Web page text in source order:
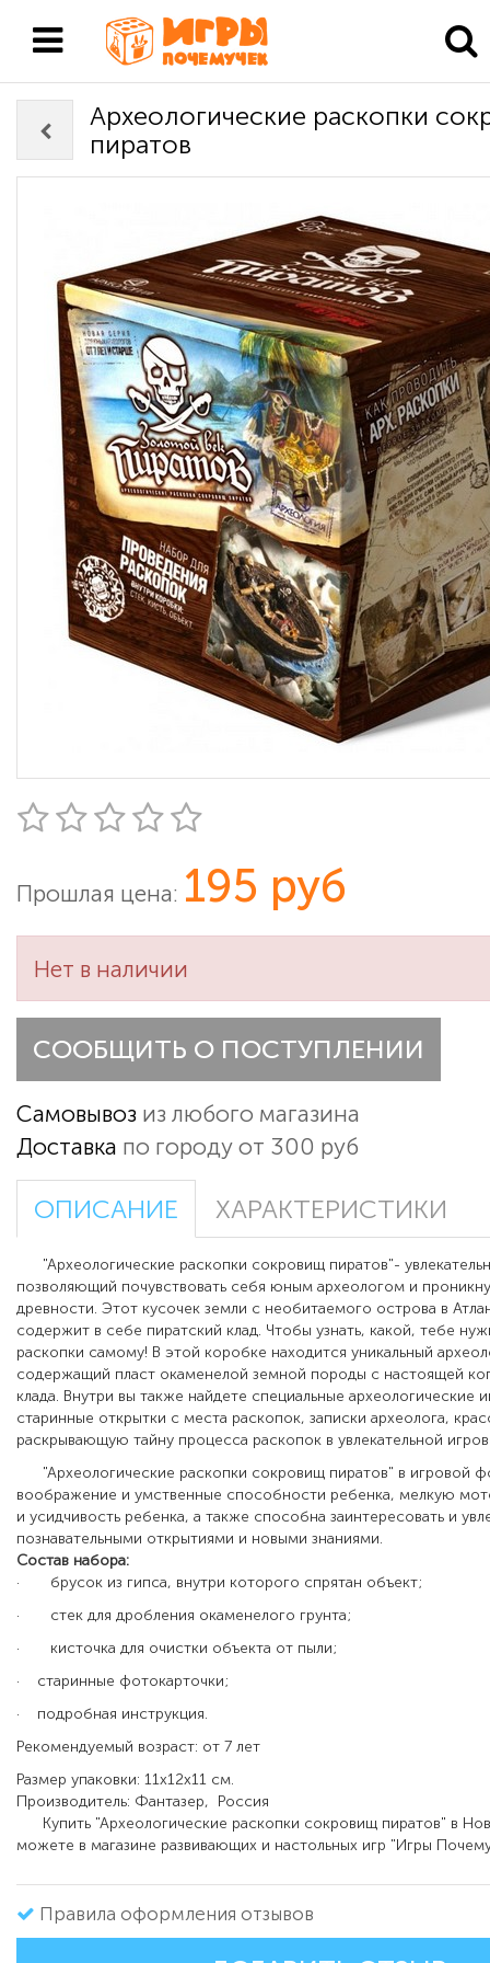
Археологические раскопки
пиратов
Прошлая цена: 195 руб
Нет в наличии
СООБЩИТЬ О ПОСТУПЛЕНИИ
Самовывоз из любого магазина
Доставка по городу от 300 руб
ОПИСАНИЕ ХАРАКТЕРИСТИКИ
"Археологические раскопки сокровищ пиратов"-
позволяющий почувствовать себя юным археологом и
древности. Этот кусочек земли с необитаемого острова в
содержит в себе пиратский клад. Чтобы узнать, какой, тебе
раскопки самому! В этой коробке находится уникальный
содержащий пласт окаменелой земной породы с настоящей
клада. Внутри вы также найдете специальные археологические
старинные открытки с места раскопок, записки археолога,
раскрывающую тайну процесса раскопок в увлекательной
"Археологические раскопки сокровищ пиратов" в игровой
воображение и умственные способности ребенка, мелкую
и усидчивость ребенка, а также способна заинтересовать и
познавательными открытиями и новыми знаниями.
Состав набора:
·
брусок из гипса, внутри которого спрятан объект;
·
стек для дробления окаменелого грунта;
·
кисточка для очистки объекта от пыли;
·
старинные фотокарточки;
· подробная инструкция.
Рекомендуемый возраст: от 7 лет
Размер упаковки: 11х12х11 см.
Производитель: Фантазер, Россия
Купить "Археологические раскопки сокровищ пиратов" в
можете в магазине развивающих и настольных игр "Игры
Правила оформления отзывов